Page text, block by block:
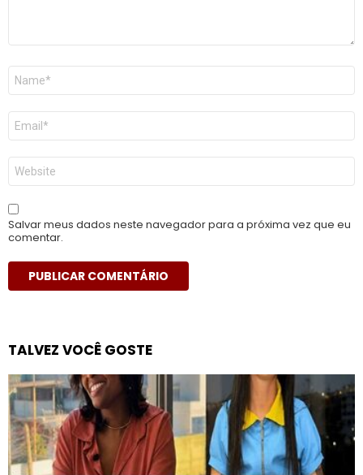
Nome
E-
mail
*
Site
Salvar meus dados neste navegador para a próxima vez que eu
comentar.
TALVEZ VOCÊ GOSTE